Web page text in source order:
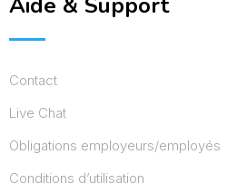
Contact
Live Chat
Obligations employeurs/employés
Conditions d’utilisation